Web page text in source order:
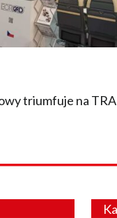
triumfuje na